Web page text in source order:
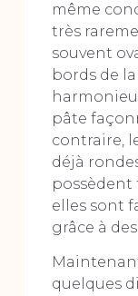
même
très
souvent
bords de
pâte
contraire,
déjà
possèdent
elles sont
grâce à
quelques